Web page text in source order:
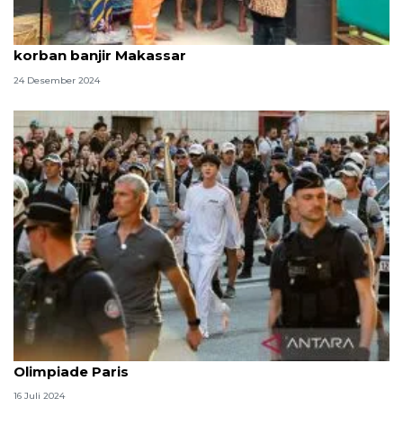
WIZ - YBM BRIlian kolaborasi salurkan bantuan
korban banjir Makassar
24 Desember 2024
Manfaat pelukan tulus pada anak hingga Jin BTS di
Olimpiade Paris
16 Juli 2024